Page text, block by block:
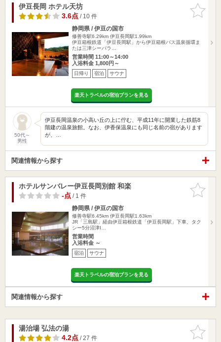
お気に入
りに追加
伊豆長岡 ホテル天坊
3.6点/ 10 件
静岡県 / 伊豆の国市
修善寺駅6.29km 伊豆長岡駅1.99km
伊豆箱根鉄道「伊豆長岡駅」から伊豆箱根バス温泉循環ま
たは三津シーパラ…
営業時間 11:00～14:00
入浴料金 1,800円～
日帰り 宿泊 サウナ
楽天トラベルの宿泊プランを見る
50代～
男性
伊豆長岡温泉の小高い丘の上に佇む、平成11年に開業した鉄筋8
階建の温泉旅館。なお、伊香保温泉にも同じ名前の宿があります
が、…
関連情報から探す
お気に入
りに追加
ホテルサンバレー伊豆長岡別館 和楽
-点/ 1 件
静岡県 / 伊豆の国市
修善寺駅6.45km 伊豆長岡駅1.63km
JR「三島駅」経由伊豆箱根鉄道「伊豆長岡駅」下車、タク
シー5分沼津I…
営業時間
入浴料金 ～
宿泊 サウナ
楽天トラベルの宿泊プランを見る
関連情報から探す
お気に入
りに追加
湯治場 弘法の湯
4.2点/ 27 件